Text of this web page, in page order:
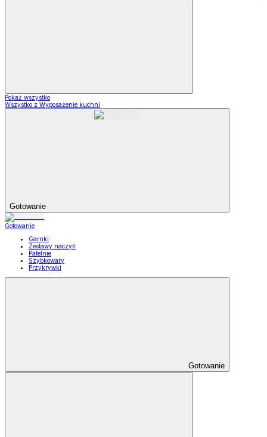
Pokaż wszystko
Wszystko z Wyposażenie kuchni
Gotowanie
Gotowanie
Garnki
Zestawy naczyń
Patelnie
Szybkowary
Przykrywki
Gotowanie